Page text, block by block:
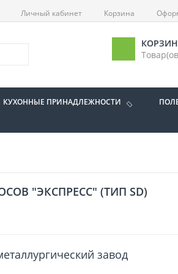
Личный кабинет Корзина
КУХОННЫЕ ПРИНАДЛЕЖНОСТИ
"ЭКСПРЕСС" (ТИП SD)
завод